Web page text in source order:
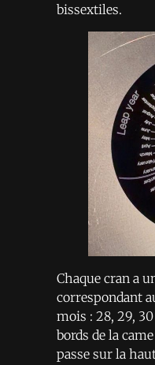
bissextiles.
Chaque cran a
correspondant
mois : 28, 29,
bords de la
passe sur la